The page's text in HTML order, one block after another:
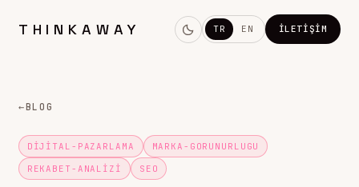
THINKAWAY TR EN İLETIŞIM
←BLOG
DIJITAL-PAZARLAMA
MARKA-GORUNURLUGU
REKABET-ANALIZI
SEO